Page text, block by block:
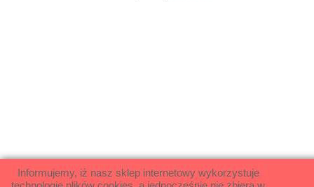
Informujemy, iż nasz sklep internetowy wykorzystuje